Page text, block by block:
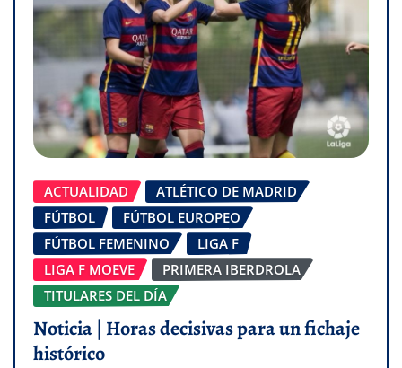
ACTUALIDAD
ATLÉTICO DE MADRID
FÚTBOL
FÚTBOL EUROPEO
FÚTBOL FEMENINO
LIGA F
LIGA F MOEVE
PRIMERA IBERDROLA
TITULARES DEL DÍA
Noticia | Horas decisivas para un fichaje
histórico